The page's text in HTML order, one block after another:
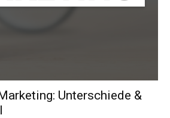
Unterschiede &